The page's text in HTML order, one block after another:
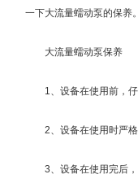
一下大流量蠕动泵的保养
大流量蠕动泵保养
1、设备在使用前，仔
2、设备在使用时严格
3、设备在使用完后，